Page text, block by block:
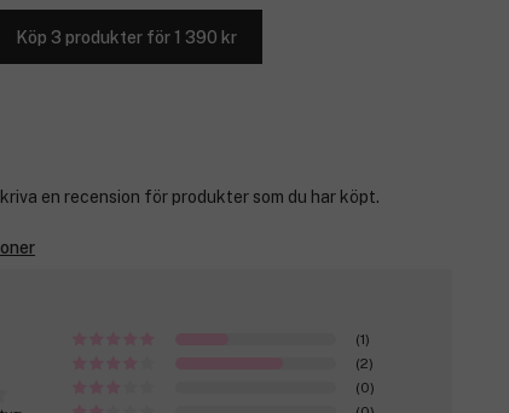
Köp 3 produkter för 1 390 kr
en recension för produkter som du har köpt.
(1)
(2)
(0)